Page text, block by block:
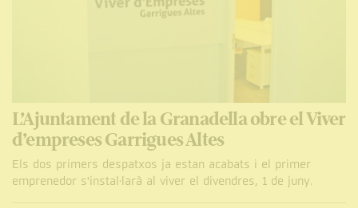
L’Ajuntament de la Granadella obre el Viver
d’empreses Garrigues Altes
Els dos primers despatxos ja estan acabats i el primer
emprenedor s'instal·larà al viver el divendres, 1 de juny.